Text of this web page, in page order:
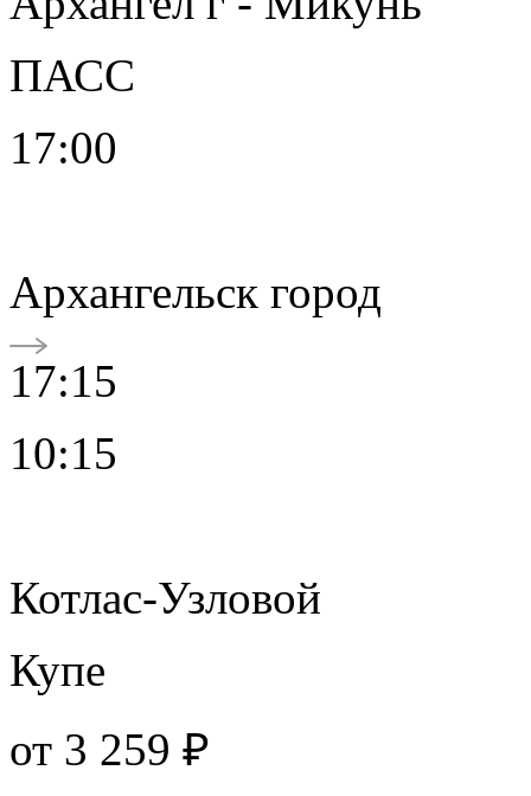
ПАСС
17:00
Архангельск город
17:15
10:15
Котлас-Узловой
Купе
от 3 259 ₽